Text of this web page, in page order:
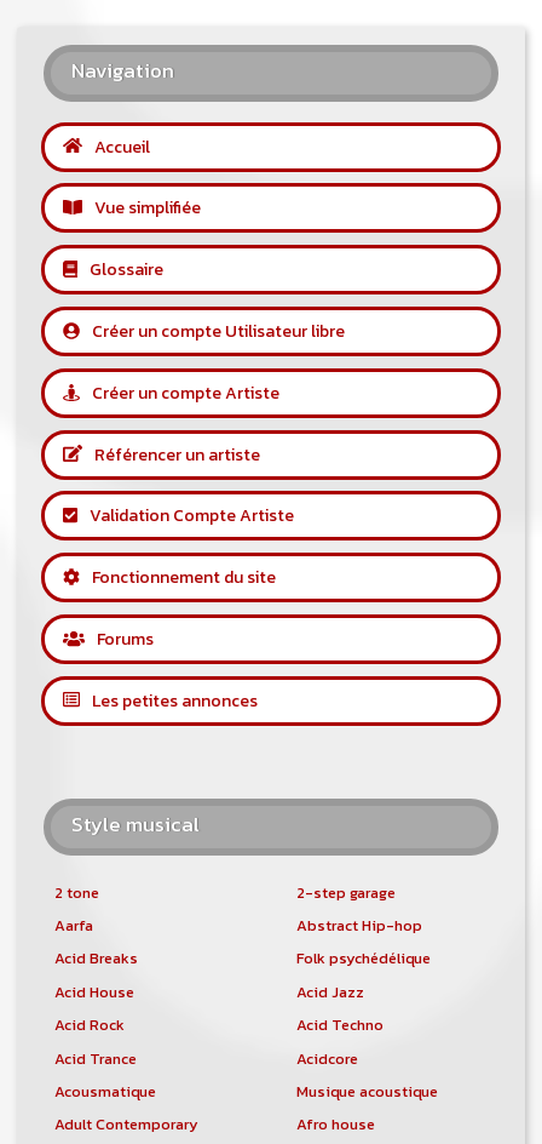
Navigation
Accueil
Vue simplifiée
Glossaire
Créer un compte Utilisateur libre
Créer un compte Artiste
Référencer un artiste
Validation Compte Artiste
Fonctionnement du site
Forums
Les petites annonces
Style musical
2 tone
2-step garage
Aarfa
Abstract Hip-hop
Acid Breaks
Folk psychédélique
Acid House
Acid Jazz
Acid Rock
Acid Techno
Acid Trance
Acidcore
Acousmatique
Musique acoustique
Adult Contemporary
Afro house